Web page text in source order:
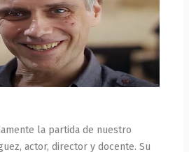
la partida de nuestro
actor, director y docente. Su